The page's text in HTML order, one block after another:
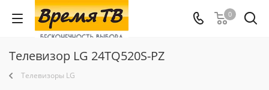
0
Телевизор LG 24TQ520S-PZ
Телевизоры LG